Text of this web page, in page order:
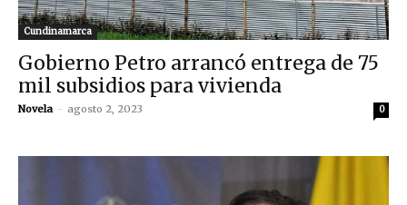
Cundinamarca
Gobierno Petro arrancó entrega de 75
mil subsidios para vivienda
Novela - agosto 2, 2023 0